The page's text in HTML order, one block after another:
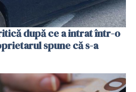
după ce a intrat într-o
spune că s-a